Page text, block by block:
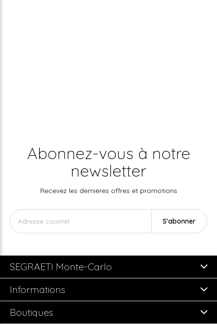
Abonnez-vous à notre
newsletter
Recevez les dernières offres et promotions
S'abonner
SEGRAETI Monte-Carlo
Informations
Boutiques